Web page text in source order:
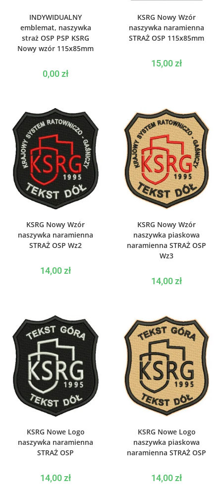
INDYWIDUALNY
emblemat, naszywka
straż OSP PSP KSRG
Nowy wzór 115x85mm
0,00zł
KSRG Nowy Wzór
naszywka naramienna
STRAŻ OSP 115x85mm
15,00zł
KSRG Nowy Wzór
naszywka naramienna
STRAŻ OSP Wz2
14,00zł
KSRG Nowy Wzór
naszywka piaskowa
naramienna STRAŻ OSP
Wz3
14,00zł
KSRG Nowe Logo
naszywka naramienna
STRAŻ OSP
14,00zł
KSRG Nowe Logo
naszywka piaskowa
naramienna STRAŻ OSP
14,00zł